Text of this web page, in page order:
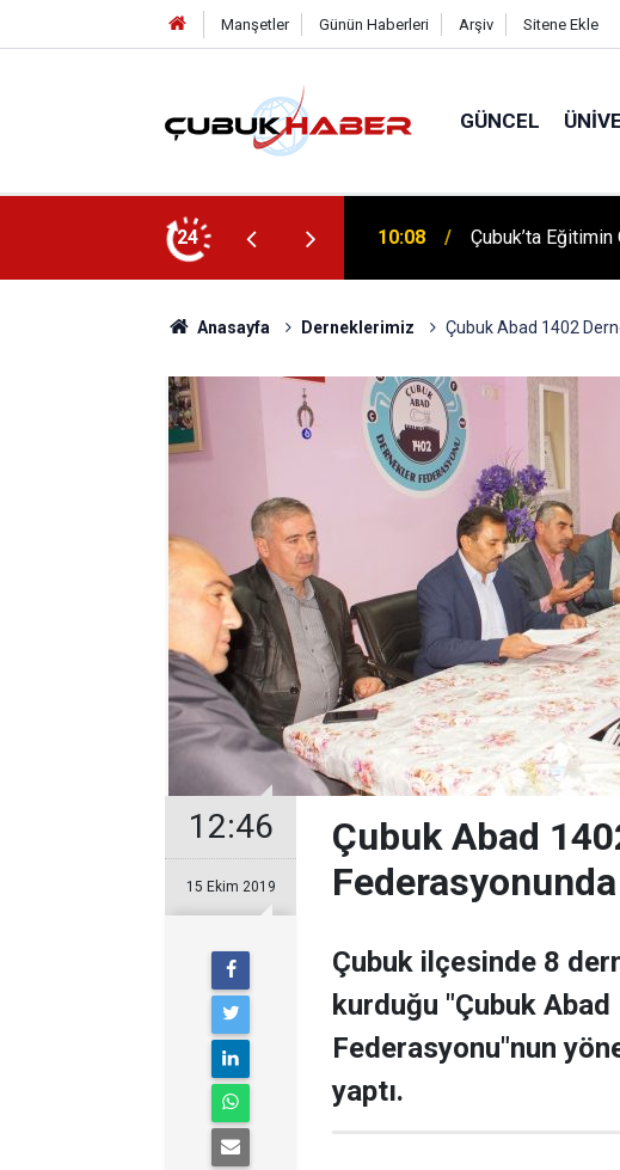
Manşetler Günün Haberleri Arşiv Sitene Ekle
GÜNCEL
24 12:06 ÇUBUK’TA
Anasayfa Derneklerimiz Çubuk Abad 1402
12:46
15 Ekim 2019
Çubuk Abad
Çubuk ilçesinde 8
kurduğu "Çubuk
Federasyonu"nun
yaptı.